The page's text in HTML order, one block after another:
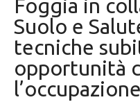
Foggia in
Suolo e
tecniche
opportunità